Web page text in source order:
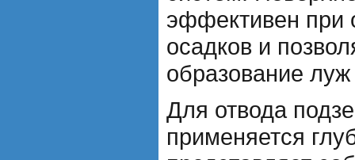
эффективен при
осадков и
образование луж
Для отвода
применяется